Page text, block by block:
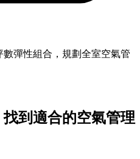
彈性組合，規劃全室空氣管
到適合的空氣管理